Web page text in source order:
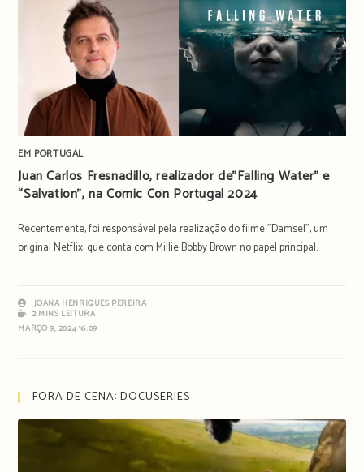
EM PORTUGAL
Juan Carlos Fresnadillo, realizador de”Falling Water” e
“Salvation”, na Comic Con Portugal 2024
Recentemente, foi responsável pela realização do filme "Damsel", um
original Netflix, que conta com Millie Bobby Brown no papel principal.
JOANA HENRIQUES PEREIRA
2 MINS LEITURA
MARÇO 9, 2024 16:09
FORA DE CENA: DOCUSERIES